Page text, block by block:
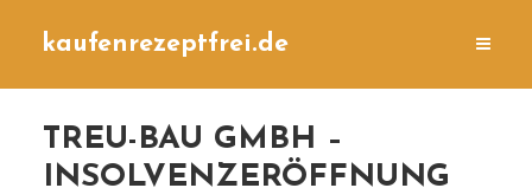
kaufenrezeptfrei.de
TREU-BAU GMBH –
INSOLVENZERÖFFNUNG